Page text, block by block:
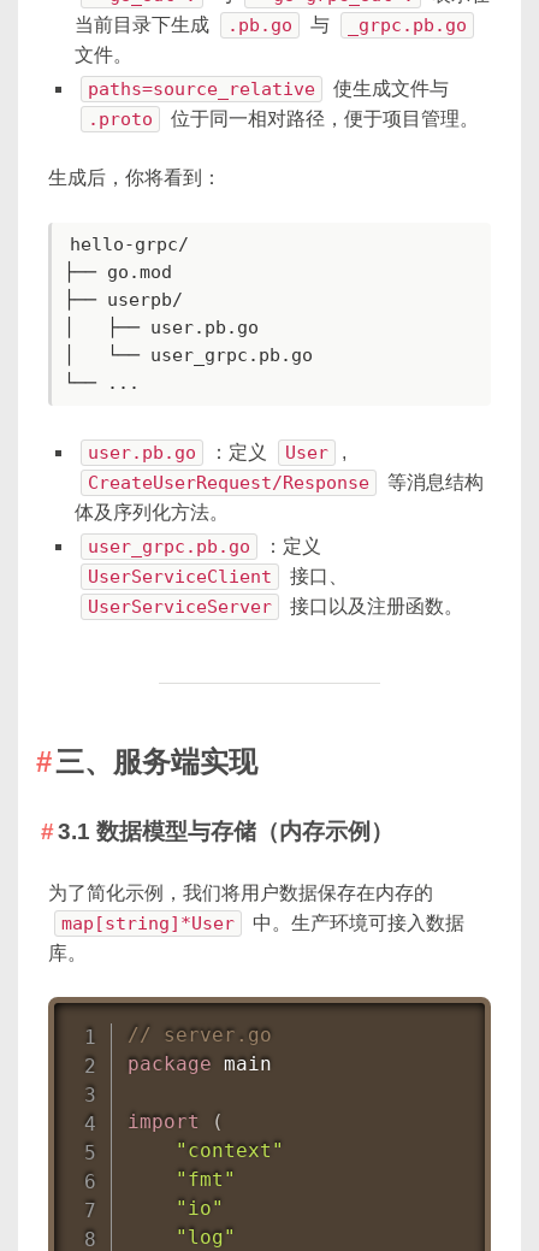
当前目录下生成
.pb.go 与 _grpc.pb.go
文件。
paths=source_relative 使生成文件与
.proto 位于同一相对路径，便于项目管理。
生成后，你将看到：
hello-grpc/
├── go.mod
├── userpb/
│   ├── user.pb.go
│   └── user_grpc.pb.go
└── ...
user.pb.go ：定义 User ,
CreateUserRequest/Response
等消息结构
体及序列化方法。
user_grpc.pb.go ：定义
UserServiceClient 接口、
UserServiceServer 接口以及注册函数。
三、服务端实现
3.1 数据模型与存储（内存示例）
为了简化示例，我们将用户数据保存在内存的
map[string]*User
中。生产环境可接入数据
库。
// server.go
package main
import
(
"context"
"fmt"
"io"
"log"